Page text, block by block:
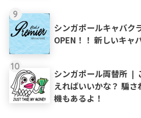
9
シンガポールキャバク
OPEN！！ 新しいキャ
10
シンガポール両替所 ❘
えればいいかな？ 騙
機もあるよ！